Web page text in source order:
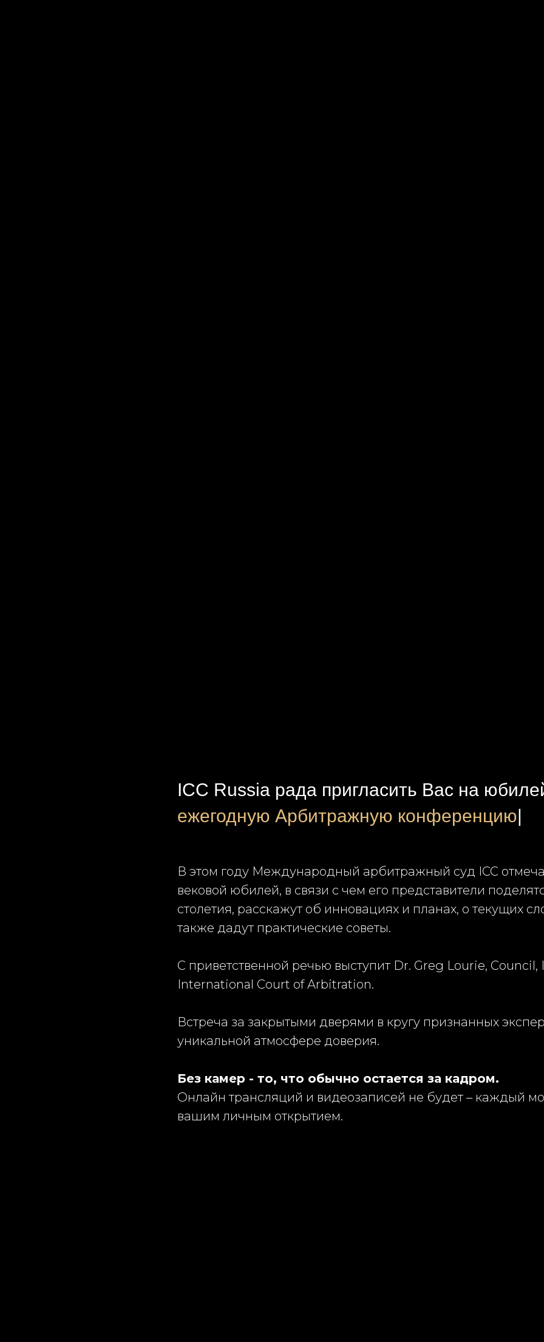
ICC Russia рада пригласить Вас на
ежегодную Арбитражную конференцию|
В этом году Международный арбитражный суд ICC
вековой юбилей, в связи с чем его представители
столетия, расскажут об инновациях и планах, о текущих
также дадут практические советы.
С приветственной речью выступит Dr. Greg Lourie, Council,
International Court of Arbitration.
Встреча за закрытыми дверями в кругу признанных
уникальной атмосфере доверия.
Без камер - то, что обычно остается за кадром.
Онлайн трансляций и видеозаписей не будет – каждый
вашим личным открытием.